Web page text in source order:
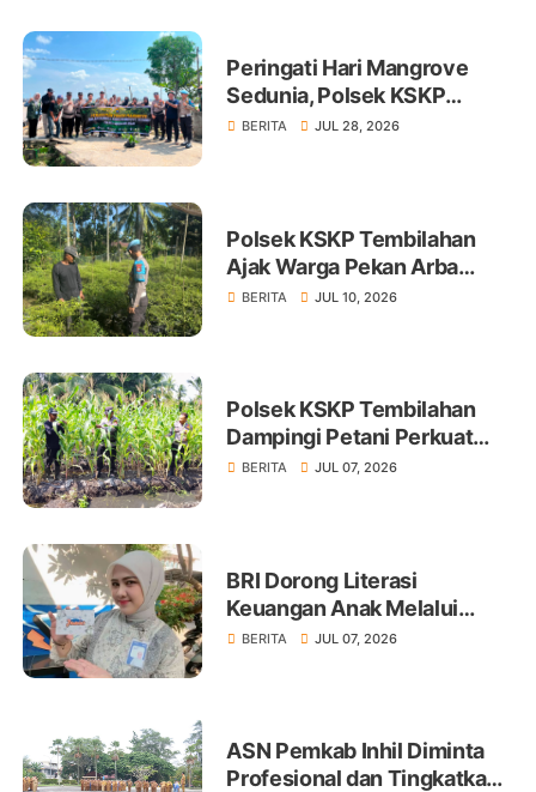
Peringati Hari Mangrove
Sedunia, Polsek KSKP
Tembilahan Tanam 100 Bibit
BERITA JUL 28, 2026
Polsek KSKP Tembilahan
Ajak Warga Pekan Arba
Tanam Cabai Dukung
BERITA JUL 10, 2026
Polsek KSKP Tembilahan
Dampingi Petani Perkuat
Swasembada Pangan
BERITA JUL 07, 2026
BRI Dorong Literasi
Keuangan Anak Melalui
Produk BritAma Junio
BERITA JUL 07, 2026
ASN Pemkab Inhil Diminta
Profesional dan Tingkatkan